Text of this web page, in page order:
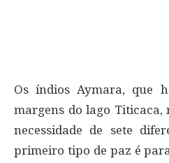
Os índios Aymara, que
margens do lago Titicaca,
necessidade de sete
primeiro tipo de paz é